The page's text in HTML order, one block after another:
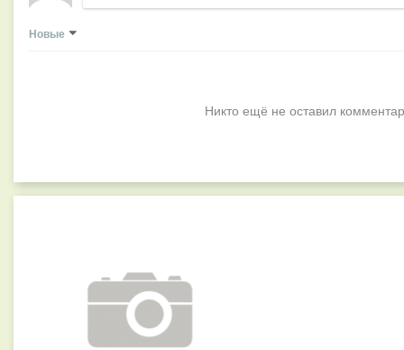
Новые
Никто ещё не оставил